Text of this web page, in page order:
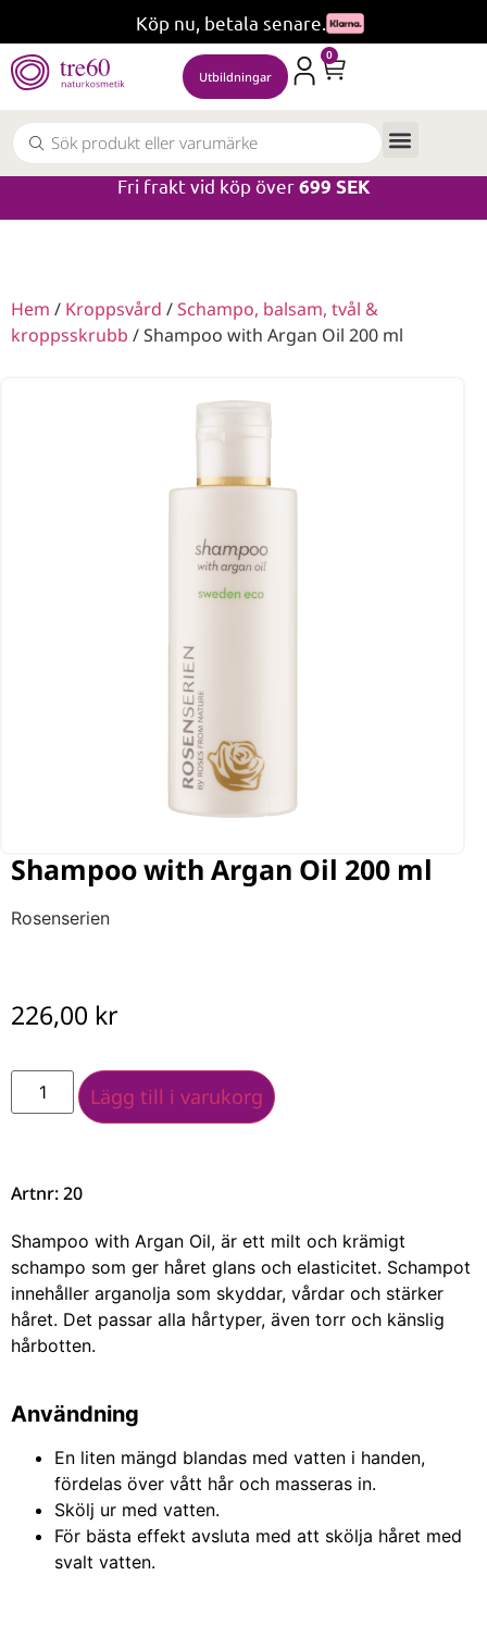
Köp nu, betala senare.
Utbildningar
0
Fri frakt vid köp över699 SEK
Hem / Kroppsvård /Schampo, balsam, tvål &
kroppsskrubb / Shampoo with Argan Oil 200 ml
Shampoo with Argan Oil 200 ml
Rosenserien
226,00 kr
Lägg till i varukorg
Artnr: 20
Shampoo with Argan Oil, är ett milt och krämigt
schampo som ger håret glans och elasticitet. Schampot
innehåller arganolja som skyddar, vårdar och stärker
håret. Det passar alla hårtyper, även torr och känslig
hårbotten.
Användning
En liten mängd blandas med vatten i handen,
fördelas över vått hår och masseras in.
Skölj ur med vatten.
För bästa effekt avsluta med att skölja håret med
svalt vatten.